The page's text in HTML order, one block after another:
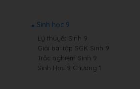
Sinh học 9
Lý thuyết Sinh 9
Giải bài tập SGK Sinh 9
Trắc nghiệm Sinh 9
Sinh Học 9 Chương 1